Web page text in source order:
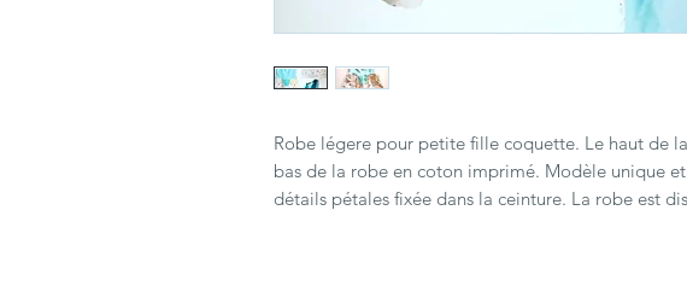
Robe légere pour petite fille coquette. Le haut de
bas de la robe en coton imprimé. Modèle unique
détails pétales fixée dans la ceinture. La robe est